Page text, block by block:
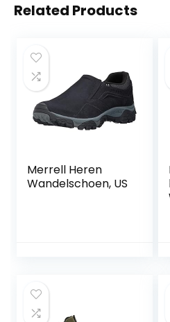
Related Products
Merrell Heren
Wandelschoen, US